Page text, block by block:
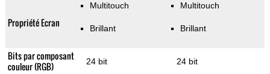
Propriété Ecran
Multitouch
Brillant
Multitouch
Brillant
Bits par composant
couleur (RGB)
24 bit 24 bit